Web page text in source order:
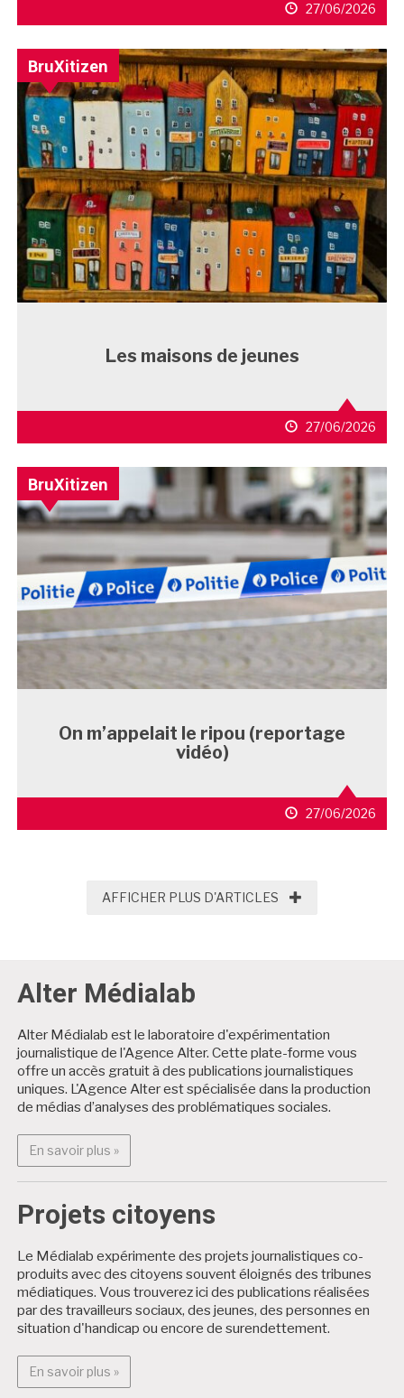
27/06/2026
BruXitizen
Les maisons de jeunes
27/06/2026
BruXitizen
On m’appelait le ripou (reportage
vidéo)
27/06/2026
AFFICHER PLUS D'ARTICLES AFFICHER PLUS
Alter Médialab
Alter Médialab est le laboratoire d'expérimentation
journalistique de l'Agence Alter. Cette plate-forme vous
offre un accès gratuit à des publications journalistiques
uniques. L'Agence Alter est spécialisée dans la production
de médias d’analyses des problématiques sociales.
En savoir plus »En savoir plus : Alter Médialab
Projets citoyens
Le Médialab expérimente des projets journalistiques co-
produits avec des citoyens souvent éloignés des tribunes
médiatiques. Vous trouverez ici des publications réalisées
par des travailleurs sociaux, des jeunes, des personnes en
situation d'handicap ou encore de surendettement.
En savoir plus »En savoir plus : Projets citoyens